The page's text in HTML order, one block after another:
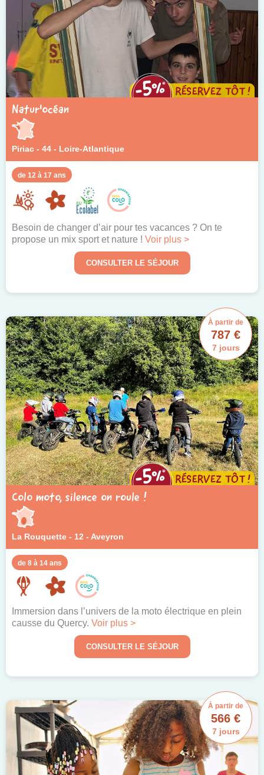
Natur'océan
Piriac - 44 - Loire-Atlantique
de 12 à 17 ans
Besoin de changer d’air pour tes vacances ? On te
propose un mix sport et nature ! Voir plus >
CONSULTER LE SÉJOUR
Colo moto, silence on roule !
La Rouquette - 12 - Aveyron
de 8 à 14 ans
À partir de
787 €
7 jours
Immersion dans l’univers de la moto électrique en plein
causse du Quercy. Voir plus >
CONSULTER LE SÉJOUR
À partir de
566 €
7 jours